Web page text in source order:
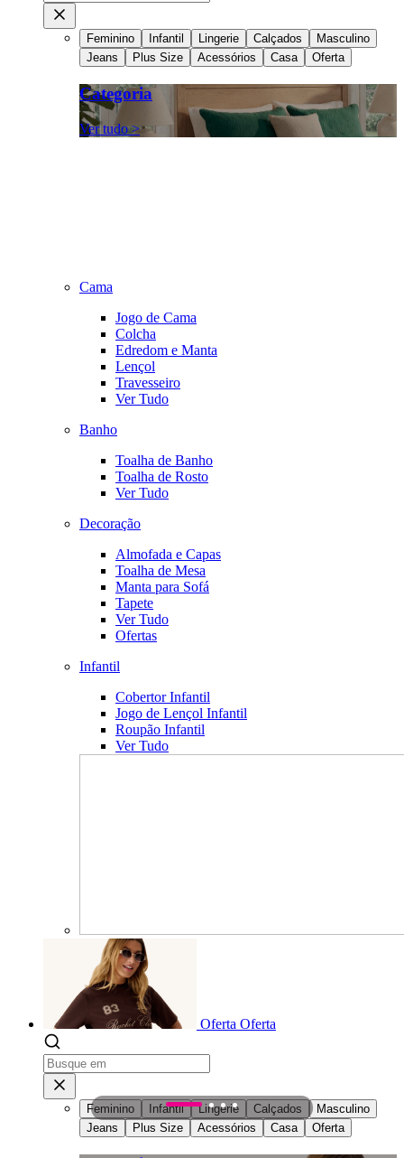
Feminino Infantil Lingerie Calçados
Masculino
Jeans
Plus Size Acessórios Casa Oferta
Categoria
Ver tudo >
Cama
Jogo de Cama
Colcha
Edredom e Manta
Lençol
Travesseiro
Ver Tudo
Banho
Toalha de Banho
Toalha de Rosto
Ver Tudo
Decoração
Almofada e Capas
Toalha de Mesa
Manta para Sofá
Tapete
Ver Tudo
Ofertas
Infantil
Cobertor Infantil
Jogo de Lençol Infantil
Roupão Infantil
Ver Tudo
Oferta Oferta
Feminino Infantil Lingerie Calçados
Masculino
Jeans
Plus Size Acessórios Casa Oferta
1 2 3 4